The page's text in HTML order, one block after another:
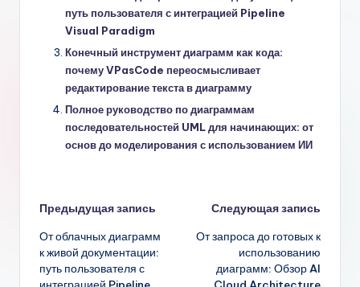
путь пользователя с интеграцией Pipeline
Visual Paradigm
Конечный инструмент диаграмм как кода:
почему VPasCode переосмысливает
редактирование текста в диаграмму
Полное руководство по диаграммам
последовательностей UML для начинающих: от
основ до моделирования с использованием ИИ
Навигация
записи
Предыдущая запись
От облачных диаграмм
к живой документации:
путь пользователя с
Следующая запись
От запроса до готовых к
использованию
диаграмм: Обзор AI